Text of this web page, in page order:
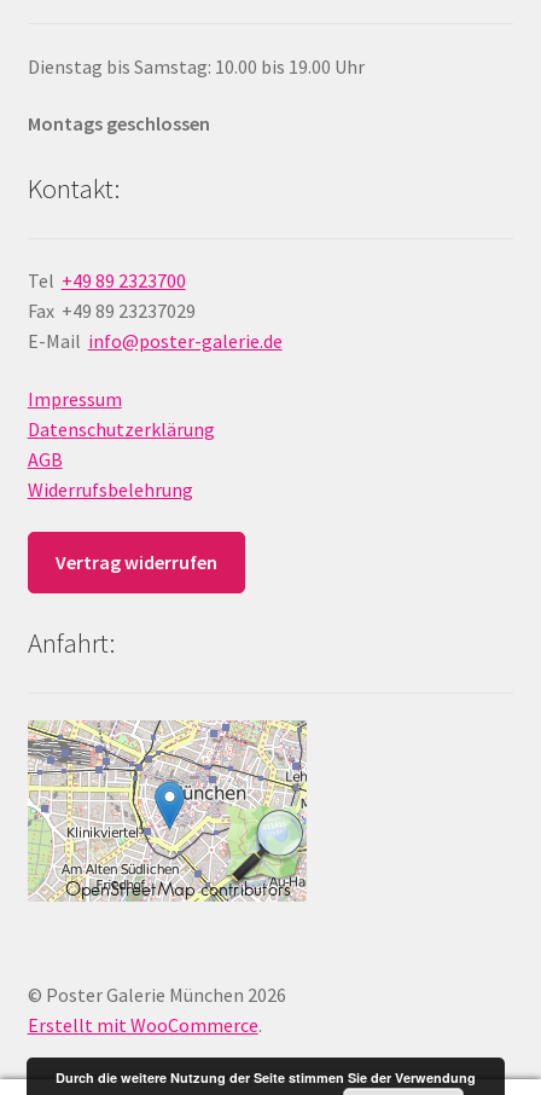
Dienstag bis Samstag: 10.00 bis 19.00 Uhr
Montags geschlossen
Kontakt:
Tel +49 89 2323700
Fax +49 89 23237029
E-Mail info@poster-galerie.de
Impressum
Datenschutzerklärung
AGB
Widerrufsbelehrung
Vertrag widerrufen
Anfahrt:
© Poster Galerie München 2026
Erstellt mit WooCommerce.
Durch die weitere Nutzung der Seite stimmen Sie der Verwendung